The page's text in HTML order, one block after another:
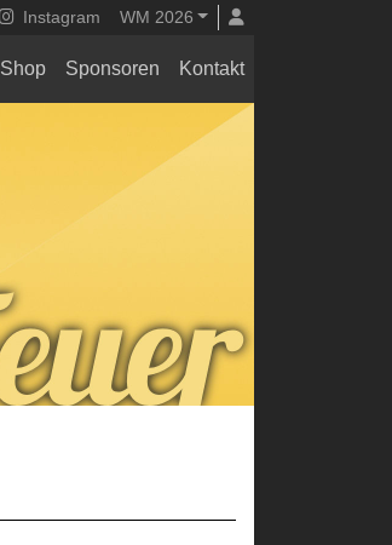
Instagram WM 2026
Shop Sponsoren Kontakt